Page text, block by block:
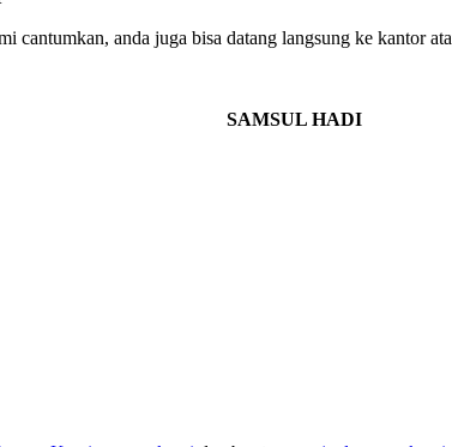
cantumkan, anda juga bisa datang langsung ke kantor
SAMSUL HADI